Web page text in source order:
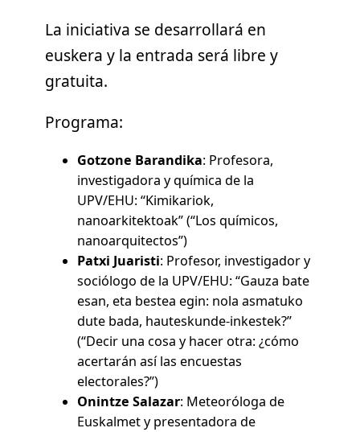
La iniciativa se desarrollará en
euskera y la entrada será libre y
gratuita.
Programa:
Gotzone Barandika: Profesora,
investigadora y química de la
UPV/EHU: “Kimikariok,
nanoarkitektoak” (“Los químicos,
nanoarquitectos”)
Patxi Juaristi: Profesor, investigador y
sociólogo de la UPV/EHU: “Gauza bate
esan, eta bestea egin: nola asmatuko
dute bada, hauteskunde-inkestek?”
(“Decir una cosa y hacer otra: ¿cómo
acertarán así las encuestas
electorales?”)
Onintze Salazar: Meteoróloga de
Euskalmet y presentadora de